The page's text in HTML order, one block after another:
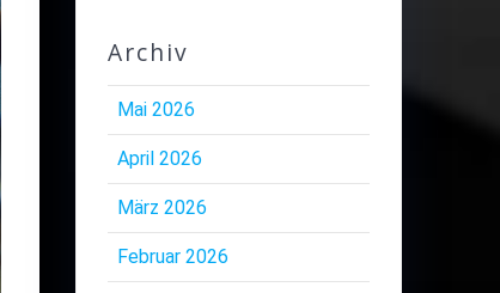
Archiv
Mai 2026
April 2026
März 2026
Februar 2026